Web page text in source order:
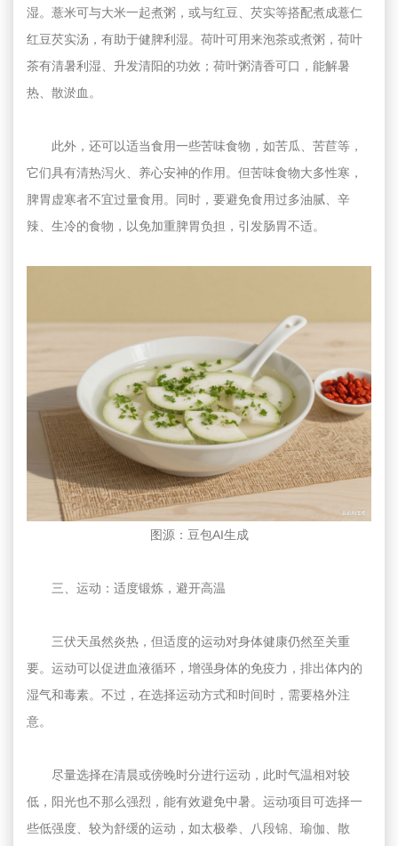
湿。薏米可与大米一起煮粥，或与红豆、芡实等搭配煮成薏仁
红豆芡实汤，有助于健脾利湿。荷叶可用来泡茶或煮粥，荷叶
茶有清暑利湿、升发清阳的功效；荷叶粥清香可口，能解暑
热、散淤血。
此外，还可以适当食用一些苦味食物，如苦瓜、苦苣等，
它们具有清热泻火、养心安神的作用。但苦味食物大多性寒，
脾胃虚寒者不宜过量食用。同时，要避免食用过多油腻、辛
辣、生冷的食物，以免加重脾胃负担，引发肠胃不适。
图源：豆包AI生成
三、运动：适度锻炼，避开高温
三伏天虽然炎热，但适度的运动对身体健康仍然至关重
要。运动可以促进血液循环，增强身体的免疫力，排出体内的
湿气和毒素。不过，在选择运动方式和时间时，需要格外注
意。
尽量选择在清晨或傍晚时分进行运动，此时气温相对较
低，阳光也不那么强烈，能有效避免中暑。运动项目可选择一
些低强度、较为舒缓的运动，如太极拳、八段锦、瑜伽、散